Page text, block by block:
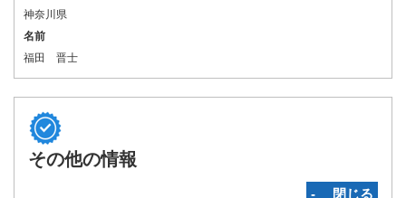
神奈川県
名前
福田 晋士
その他の情報
‐ 閉じる